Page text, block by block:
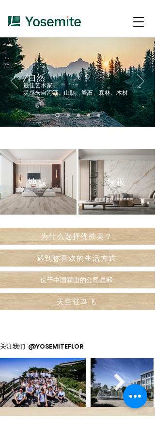
/自然
最佳艺术家
灵感来自河流、山脉、岩石、森林、木材
地板 墙板
为什么选择优胜美？
遇到你喜欢的生活方式
位于中国霍山的公司总部
天空任鸟飞
关注我们 @YOSEMITEFLOR